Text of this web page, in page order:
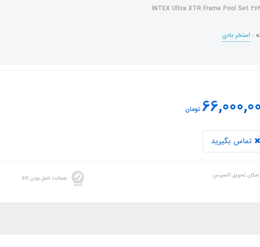
INTEX Ultra XTR Frame Pool Set
: استخر بادی
تومان
تماس بگیرید
امکان تحویل اکسپرس ضمانت اصل بودن کالا